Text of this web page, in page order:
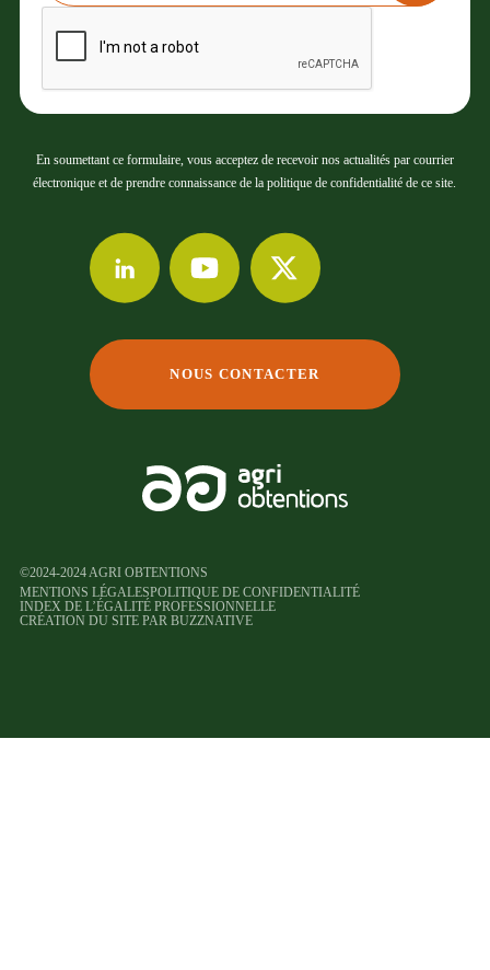
En soumettant ce formulaire, vous acceptez de recevoir nos actualités par courrier
électronique et de prendre connaissance de la politique de confidentialité de ce site.
NOUS CONTACTER
©2024-2024 AGRI OBTENTIONS
MENTIONS LÉGALESPOLITIQUE DE CONFIDENTIALITÉ
INDEX DE L’ÉGALITÉ PROFESSIONNELLE
CRÉATION DU SITE PAR BUZZNATIVE